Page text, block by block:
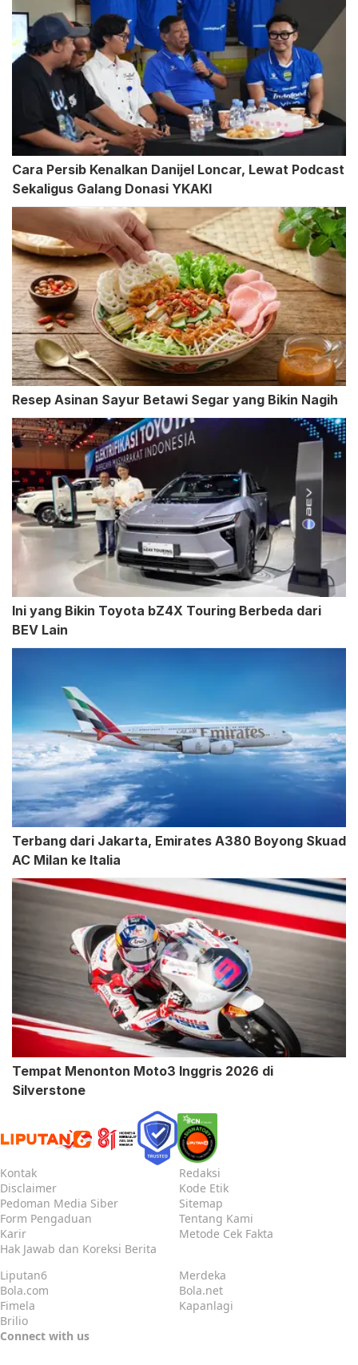
Cara Persib Kenalkan Danijel Loncar, Lewat Podcast
Sekaligus Galang Donasi YKAKI
Resep Asinan Sayur Betawi Segar yang Bikin Nagih
Ini yang Bikin Toyota bZ4X Touring Berbeda dari
BEV Lain
Terbang dari Jakarta, Emirates A380 Boyong Skuad
AC Milan ke Italia
Tempat Menonton Moto3 Inggris 2026 di
Silverstone
Kontak
Redaksi
Disclaimer
Kode Etik
Pedoman Media Siber
Sitemap
Form Pengaduan
Tentang Kami
Karir
Metode Cek Fakta
Hak Jawab dan Koreksi Berita
Liputan6
Merdeka
Bola.com
Bola.net
Fimela
Kapanlagi
Brilio
Connect with us